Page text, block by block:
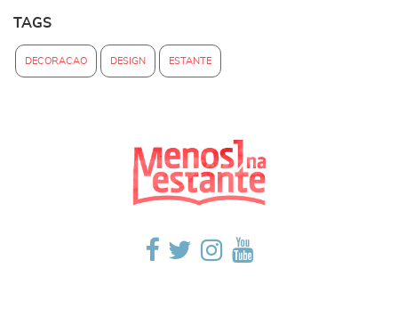
TAGS
DECORACAO DESIGN ESTANTE